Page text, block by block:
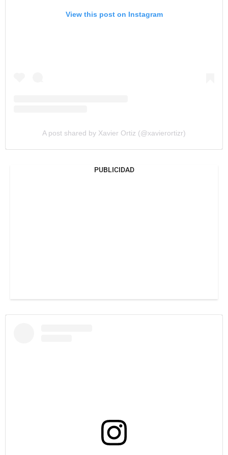
View this post on Instagram
A post shared by Xavier Ortiz (@xavierortizr)
PUBLICIDAD